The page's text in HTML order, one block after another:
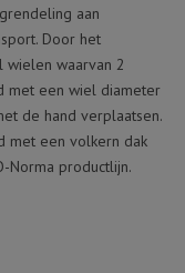
aan
Door het
waarvan 2
met een wiel diameter
de hand verplaatsen.
met een volkern dak
Norma productlijn.